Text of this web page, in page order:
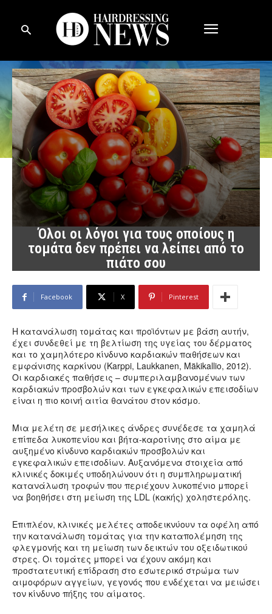
Όλοι οι λόγοι για τους οποίους η
τομάτα δεν πρέπει να λείπει από το
πιάτο σου
Facebook X Pinterest
Η κατανάλωση τομάτας και προϊόντων με βάση αυτήν,
έχει συνδεθεί με τη βελτίωση της υγείας του δέρματος
και το χαμηλότερο κίνδυνο καρδιακών παθήσεων και
εμφάνισης καρκίνου (Karppi, Laukkanen, Mäkikallio, 2012).
Οι καρδιακές παθήσεις – συμπεριλαμβανομένων των
καρδιακών προσβολών και των εγκεφαλικών επεισοδίων
είναι η πιο κοινή αιτία θανάτου στον κόσμο.
Μια μελέτη σε μεσήλικες άνδρες συνέδεσε τα χαμηλά
επίπεδα λυκοπενίου και βήτα-καροτίνης στο αίμα με
αυξημένο κίνδυνο καρδιακών προσβολών και
εγκεφαλικών επεισοδίων. Αυξανόμενα στοιχεία από
κλινικές δοκιμές υποδηλώνουν ότι η συμπληρωματική
κατανάλωση τροφών που περιέχουν λυκοπένιο μπορεί
να βοηθήσει στη μείωση της LDL (κακής) χοληστερόλης.
Επιπλέον, κλινικές μελέτες αποδεικνύουν τα οφέλη από
την κατανάλωση τομάτας για την καταπολέμηση της
φλεγμονής και τη μείωση των δεικτών του οξειδωτικού
στρες. Οι τομάτες μπορεί να έχουν ακόμη και
προστατευτική επίδραση στο εσωτερικό στρώμα των
αιμοφόρων αγγείων, γεγονός που ενδέχεται να μειώσει
τον κίνδυνο πήξης του αίματος.